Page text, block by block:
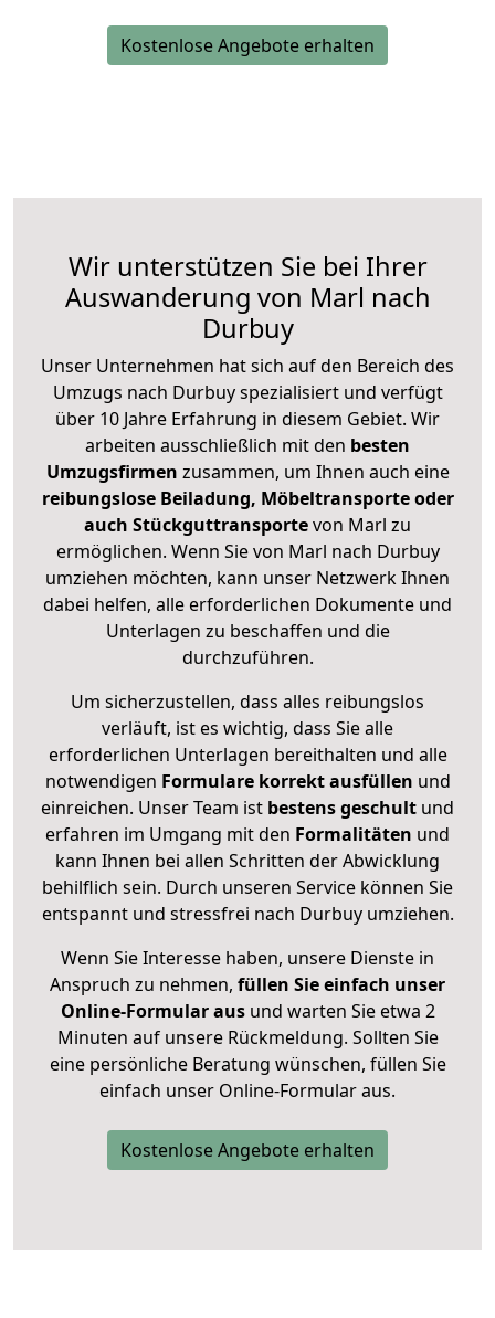
Kostenlose Angebote erhalten
Wir unterstützen Sie bei Ihrer
Auswanderung von Marl nach
Durbuy
Unser Unternehmen hat sich auf den Bereich des
Umzugs nach Durbuy spezialisiert und verfügt
über 10 Jahre Erfahrung in diesem Gebiet. Wir
arbeiten ausschließlich mit den besten
Umzugsfirmen zusammen, um Ihnen auch eine
reibungslose Beiladung, Möbeltransporte oder
auch Stückguttransportevon Marl zu
ermöglichen. Wenn Sie von Marl nach Durbuy
umziehen möchten, kann unser Netzwerk Ihnen
dabei helfen, alle erforderlichen Dokumente und
Unterlagen zu beschaffen und die
durchzuführen.
Um sicherzustellen, dass alles reibungslos
verläuft, ist es wichtig, dass Sie alle
erforderlichen Unterlagen bereithalten und alle
notwendigen Formulare korrekt ausfüllen und
einreichen. Unser Team ist bestens geschult und
erfahren im Umgang mit den Formalitäten und
kann Ihnen bei allen Schritten der Abwicklung
behilflich sein. Durch unseren Service können Sie
entspannt und stressfrei nach Durbuy umziehen.
Wenn Sie Interesse haben, unsere Dienste in
Anspruch zu nehmen, füllen Sie einfach unser
Online-Formular ausund warten Sie etwa 2
Minuten auf unsere Rückmeldung. Sollten Sie
eine persönliche Beratung wünschen, füllen Sie
einfach unser Online-Formular aus.
Kostenlose Angebote erhalten